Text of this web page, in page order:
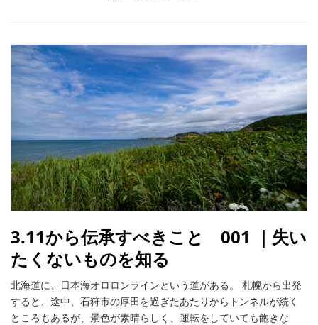
3.11から伝承すべきこと 001 ｜失い
たくないものを知る
北海道に、日本海オロロンラインという道がある。 札幌から出発
すると、途中、石狩市の厚田を過ぎたあたりからトンネルが続く
ところもあるが、景色が素晴らしく、運転をしていても飽きな